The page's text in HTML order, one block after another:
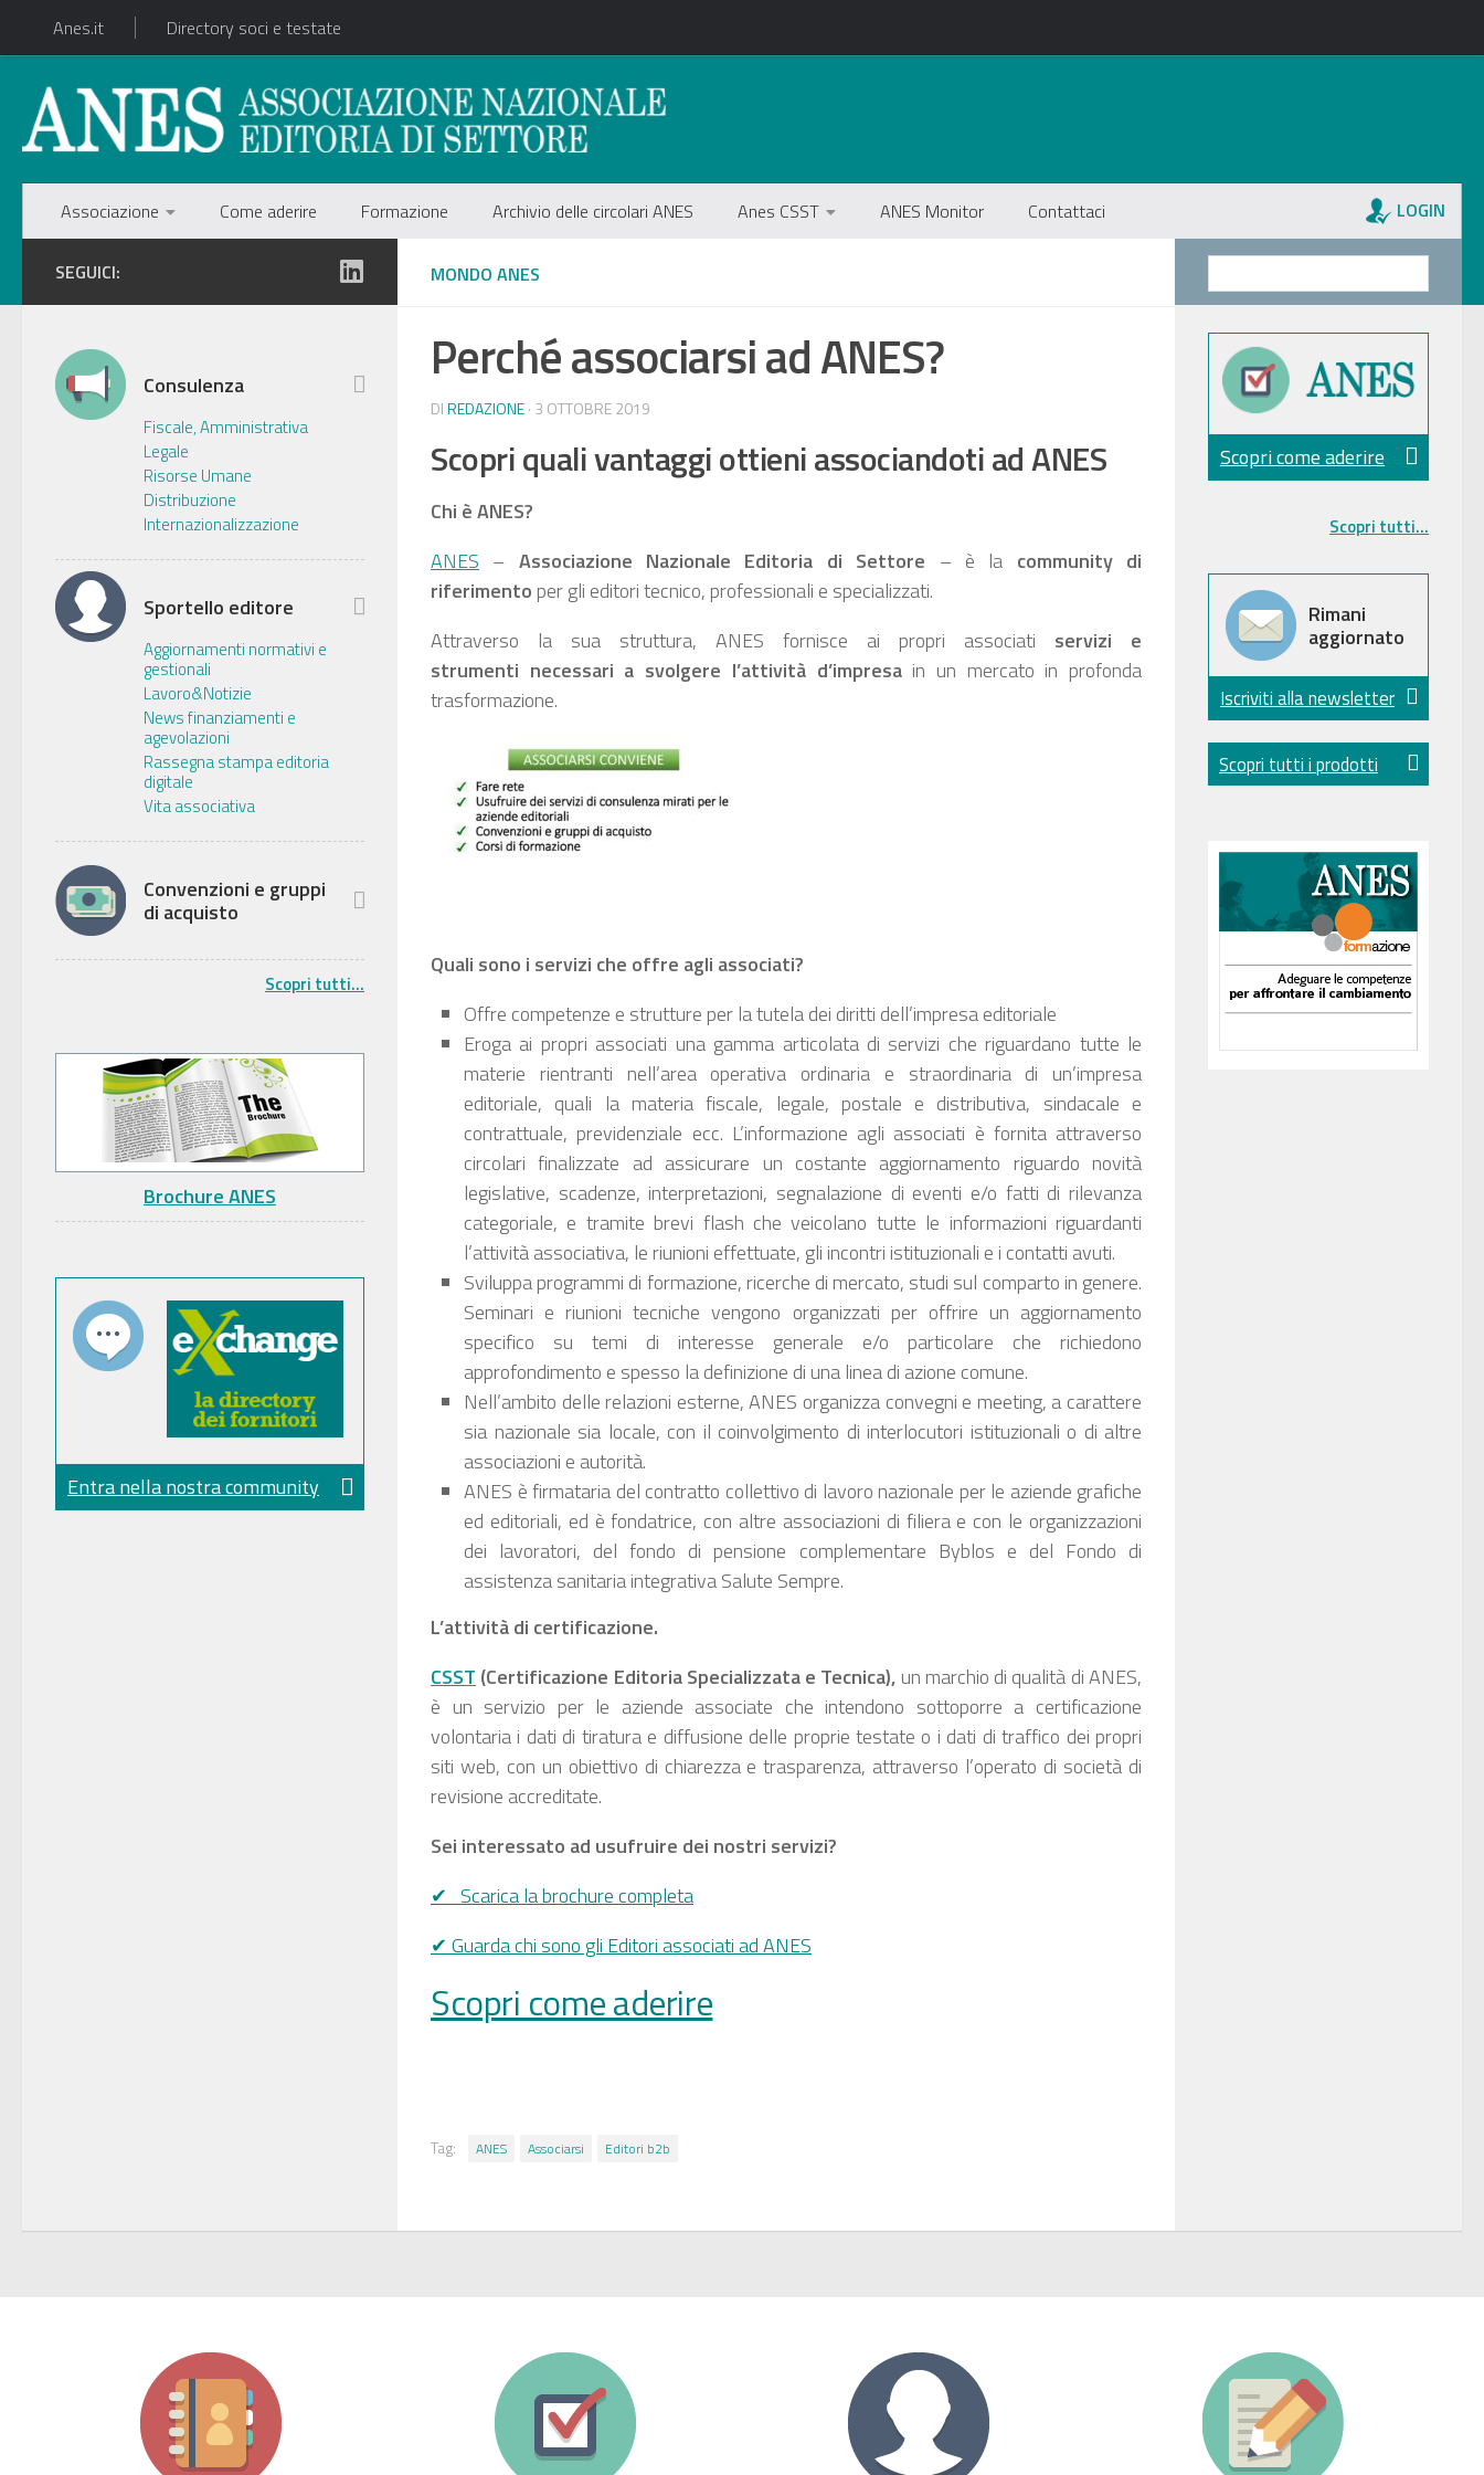
Anes.it Directory soci e testate
LOGIN
Associazione Come aderire Formazione Archivio delle circolari ANES Anes CSST ANES Monitor Contattaci
MONDO ANES
Perché associarsi ad ANES?
DIREDAZIONE· 3 OTTOBRE 2019
Scopri quali vantaggi ottieni associandoti ad ANES
Chi è ANES?
ANES – Associazione Nazionale Editoria di Settore – è la community di
riferimento per gli editori tecnico, professionali e specializzati.
Attraverso la sua struttura, ANES fornisce ai propri associati servizi e
strumenti necessari a svolgere l’attività d’impresain un mercato in profonda
trasformazione.
Quali sono i servizi che offre agli associati?
Offre competenze e strutture per la tutela dei diritti dell’impresa editoriale
Eroga ai propri associati una gamma articolata di servizi che riguardano tutte le
materie rientranti nell’area operativa ordinaria e straordinaria di un’impresa
editoriale, quali la materia fiscale, legale, postale e distributiva, sindacale e
contrattuale, previdenziale ecc. L’informazione agli associati è fornita attraverso
circolari finalizzate ad assicurare un costante aggiornamento riguardo novità
legislative, scadenze, interpretazioni, segnalazione di eventi e/o fatti di rilevanza
categoriale, e tramite brevi flash che veicolano tutte le informazioni riguardanti
l’attività associativa, le riunioni effettuate, gli incontri istituzionali e i contatti avuti.
Sviluppa programmi di formazione, ricerche di mercato, studi sul comparto in genere.
Seminari e riunioni tecniche vengono organizzati per offrire un aggiornamento
specifico su temi di interesse generale e/o particolare che richiedono
approfondimento e spesso la definizione di una linea di azione comune.
Nell’ambito delle relazioni esterne, ANES organizza convegni e meeting, a carattere
sia nazionale sia locale, con il coinvolgimento di interlocutori istituzionali o di altre
associazioni e autorità.
ANES è firmataria del contratto collettivo di lavoro nazionale per le aziende grafiche
ed editoriali, ed è fondatrice, con altre associazioni di filiera e con le organizzazioni
dei lavoratori, del fondo di pensione complementare Byblos e del Fondo di
assistenza sanitaria integrativa Salute Sempre.
L’attività di certificazione.
CSST (Certificazione Editoria Specializzata e Tecnica), un marchio di qualità di ANES,
è un servizio per le aziende associate che intendono sottoporre a certificazione
volontaria i dati di tiratura e diffusione delle proprie testate o i dati di traffico dei propri
siti web, con un obiettivo di chiarezza e trasparenza, attraverso l’operato di società di
revisione accreditate.
Sei interessato ad usufruire dei nostri servizi?
✔ Scarica la brochure completa
✔ Guarda chi sono gli Editori associati ad ANES
Scopri come aderire
Tag: ANES Associarsi Editori b2b
SEGUICI:
Consulenza
Fiscale, Amministrativa
Legale
Risorse Umane
Distribuzione
Internazionalizzazione
Sportello editore
Aggiornamenti normativi e
gestionali
Lavoro&Notizie
News finanziamenti e
agevolazioni
Rassegna stampa editoria
digitale
Vita associativa
Convenzioni e gruppi
di acquisto
Scopri tutti...
Brochure ANES
Entra nella nostra community
Scopri come aderire
Scopri tutti...
Rimani
aggiornato
Iscriviti alla newsletter
Scopri tutti i prodotti